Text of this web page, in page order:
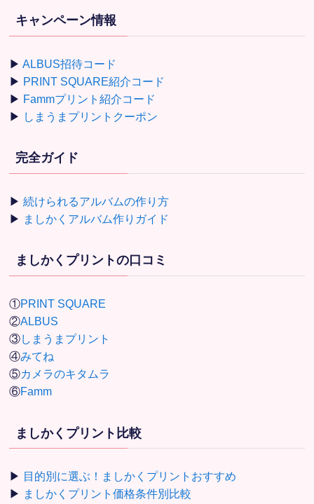
キャンペーン情報
▶ALBUS招待コード
▶ PRINT SQUARE紹介コード
▶ Fammプリント紹介コード
▶ しまうまプリントクーポン
完全ガイド
▶続けられるアルバムの作り方
▶ ましかくアルバム作りガイド
ましかくプリントの口コミ
①PRINT SQUARE
②ALBUS
③しまうまプリント
④みてね
⑤カメラのキタムラ
⑥Famm
ましかくプリント比較
▶ 目的別に選ぶ！ましかくプリントおすすめ
▶ ましかくプリント価格条件別比較